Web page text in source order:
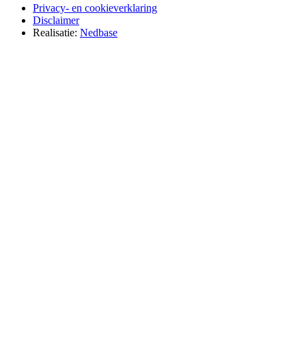
Privacy- en cookieverklaring
Disclaimer
Realisatie: Nedbase